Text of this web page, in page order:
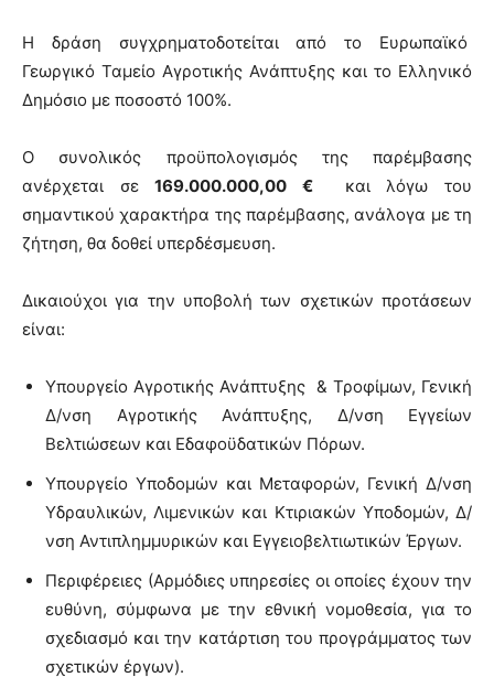
Η δράση συγχρηματοδοτείται από το Ευρωπαϊκό
Γεωργικό Ταμείο Αγροτικής Ανάπτυξης και το Ελληνικό
Δημόσιο με ποσοστό 100%.
Ο συνολικός προϋπολογισμός της παρέμβασης
ανέρχεται σε169.000.000,00 €και λόγω του
σημαντικού χαρακτήρα της παρέμβασης, ανάλογα με τη
ζήτηση, θα δοθεί υπερδέσμευση.
Δικαιούχοι για την υποβολή των σχετικών προτάσεων
είναι:
Υπουργείο Αγροτικής Ανάπτυξης & Τροφίμων, Γενική
Δ/νση Αγροτικής Ανάπτυξης, Δ/νση Εγγείων
Βελτιώσεων και Εδαφοϋδατικών Πόρων.
Υπουργείο Υποδομών και Μεταφορών, Γενική Δ/νση
Υδραυλικών, Λιμενικών και Κτιριακών Υποδομών, Δ/
νση Αντιπλημμυρικών και Εγγειοβελτιωτικών Έργων.
Περιφέρειες (Αρμόδιες υπηρεσίες οι οποίες έχουν την
ευθύνη, σύμφωνα με την εθνική νομοθεσία, για το
σχεδιασμό και την κατάρτιση του προγράμματος των
σχετικών έργων).